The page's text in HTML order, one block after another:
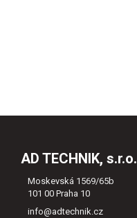
AD TECHNIK, s.r.o.
Moskevská 1569/65b
101 00 Praha 10
info@adtechnik.cz